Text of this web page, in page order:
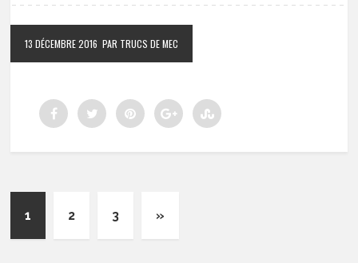
13 DÉCEMBRE 2016 PAR TRUCS DE MEC
1 2 3 »